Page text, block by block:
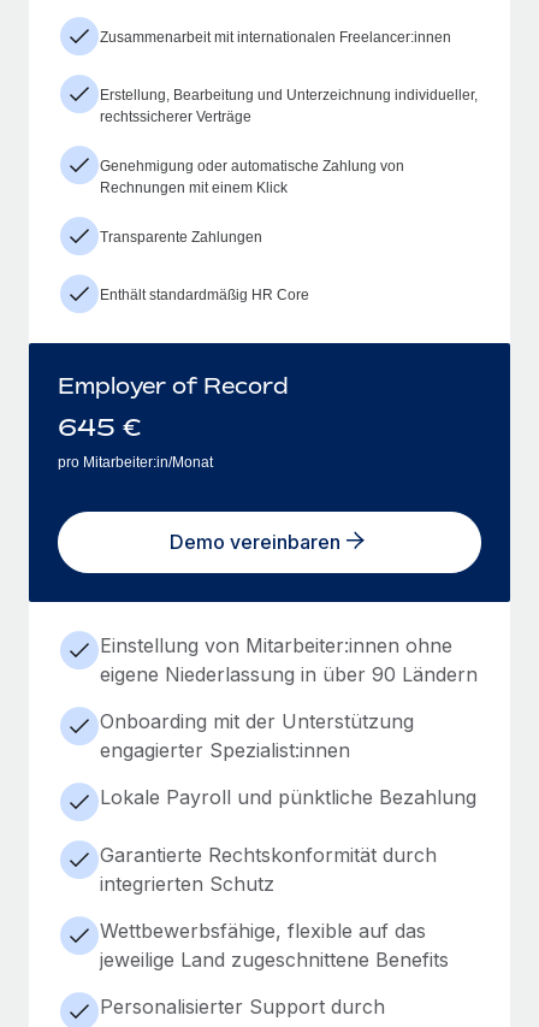
Zusammenarbeit mit internationalen Freelancer:innen
Erstellung, Bearbeitung und Unterzeichnung individueller,
rechtssicherer Verträge
Genehmigung oder automatische Zahlung von
Rechnungen mit einem Klick
Transparente Zahlungen
Enthält standardmäßig HR Core
Employer of Record
645 €
pro Mitarbeiter:in/Monat
Demo vereinbaren
Einstellung von Mitarbeiter:innen ohne
eigene Niederlassung in über 90 Ländern
Onboarding mit der Unterstützung
engagierter Spezialist:innen
Lokale Payroll und pünktliche Bezahlung
Garantierte Rechtskonformität durch
integrierten Schutz
Wettbewerbsfähige, flexible auf das
jeweilige Land zugeschnittene Benefits
Personalisierter Support durch